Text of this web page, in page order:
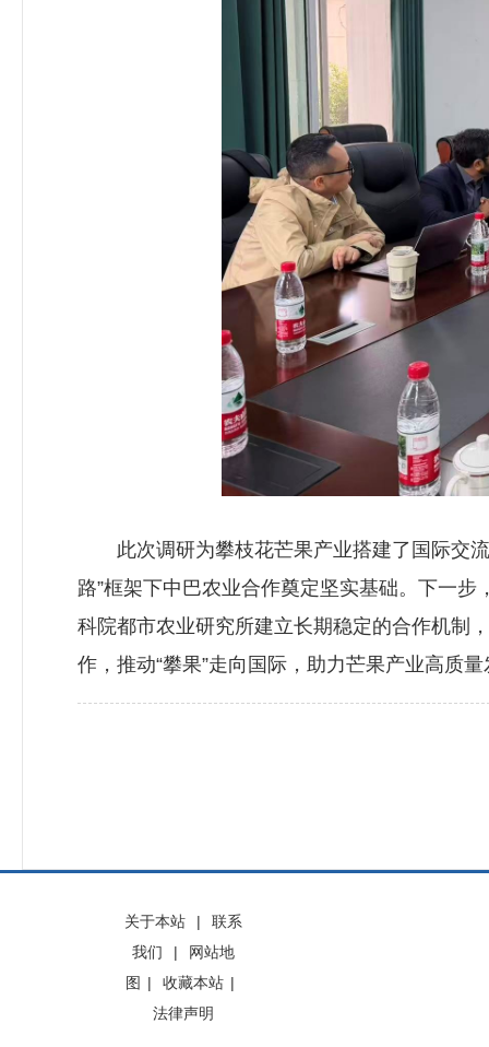
此次调研为攀枝花芒果产业搭建了国际交流
路”框架下中巴农业合作奠定坚实基础。下一
科院都市农业研究所建立长期稳定的合作机制
作，推动“攀果”走向国际，助力芒果产业高质
关于本站 |
联系
我们
|
网站地
图 | 收藏本站 |
法律声明